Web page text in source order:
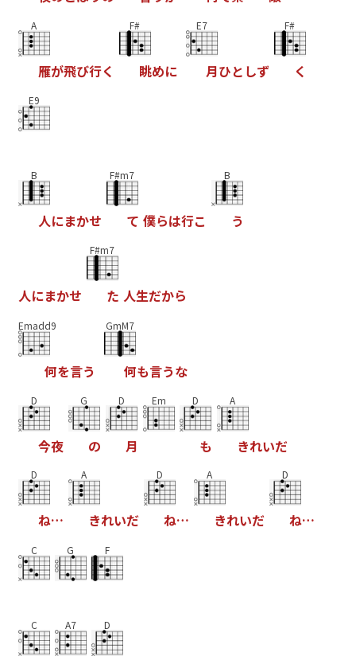
A
雁が飛び行く
F#
眺めに
E7
月ひと しず
F#
く
E9
B
人にまかせ
F#m7
て 僕らは行こ
B
う
人にまかせ
F#m7
た 人生だから
Emadd9
何を言う
GmM7
何も言うな
D
今夜
G
の
D
月
Em D
も
A
きれいだ
D
ね…
A
きれいだ
D
ね…
A
きれいだ
D
ね…
C G F
C A7 D